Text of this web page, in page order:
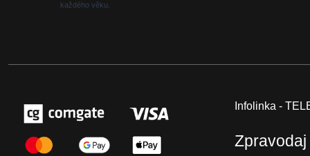
každého věku.
Infolinka -
Zpravodaj